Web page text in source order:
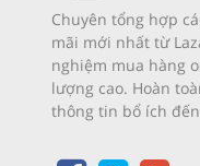
Chuyên tổng hợp
mãi mới nhất từ
nghiệm mua hàng
lượng cao. Hoàn
thông tin bổ ích